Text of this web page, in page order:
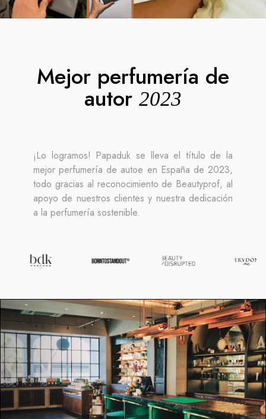
Mejor perfumería de
autor 2023
¡Lo logramos! Papaduk se lleva el título de la
mejor perfumería de autoe en España de 2023,
todo gracias al reconocimiento de Beautyprof, al
apoyo de nuestros clientes y nuestra dedicación
a la perfumería sostenible.